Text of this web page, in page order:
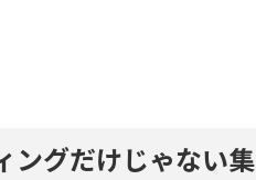
ングだけじゃない集